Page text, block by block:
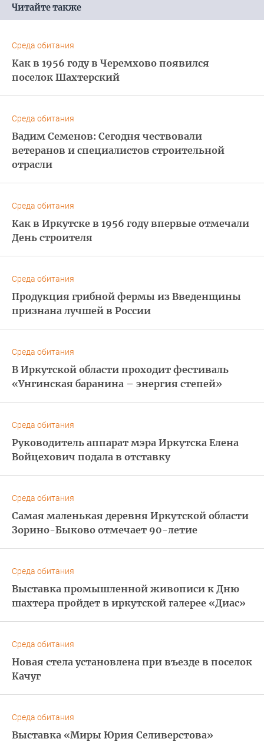
Читайте также
Среда обитания
Как в 1956 году в Черемхово появился
поселок Шахтерский
Среда обитания
Вадим Семенов: Сегодня чествовали
ветеранов и специалистов строительной
отрасли
Среда обитания
Как в Иркутске в 1956 году впервые отмечали
День строителя
Среда обитания
Продукция грибной фермы из Введенщины
признана лучшей в России
Среда обитания
В Иркутской области проходит фестиваль
«Унгинская баранина – энергия степей»
Среда обитания
Руководитель аппарат мэра Иркутска Елена
Войцехович подала в отставку
Среда обитания
Самая маленькая деревня Иркутской области
Зорино-Быково отмечает 90-летие
Среда обитания
Выставка промышленной живописи к Дню
шахтера пройдет в иркутской галерее «Диас»
Среда обитания
Новая стела установлена при въезде в поселок
Качуг
Среда обитания
Выставка «Миры Юрия Селиверстова»